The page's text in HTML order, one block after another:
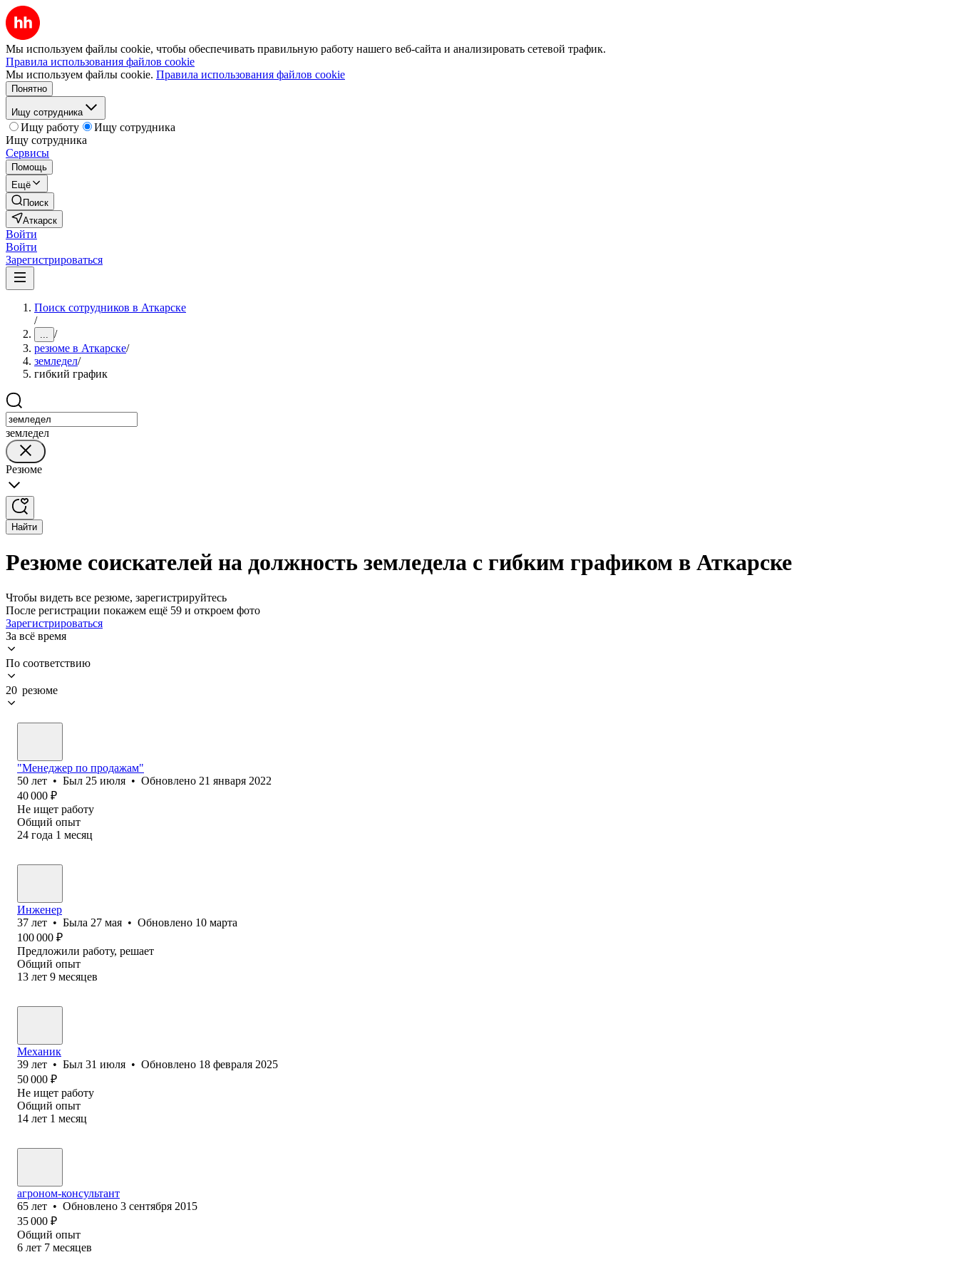
Мы используем файлы cookie, чтобы обеспечивать правильную работу нашего веб-сайта и анализировать сетевой трафик.
Правила использования файлов cookie
Мы используем файлы cookie. Правила использования файлов cookie
Понятно
Ищу сотрудника
Ищу работу
Ищу сотрудника
Ищу сотрудника
Сервисы
Помощь
Ещё
Поиск
Аткарск
Войти
Войти
Зарегистрироваться
Поиск сотрудников в Аткарске
/
... /
резюме в Аткарске/
земледел/
гибкий график
земледел
Резюме
Найти
Резюме соискателей на должность земледела с гибким графиком в Аткарске
Чтобы видеть все резюме, зарегистрируйтесь
После регистрации покажем ещё 59 и откроем фото
Зарегистрироваться
За всё время
По соответствию
20 резюме
"Менеджер по продажам"
50 лет • Был 25 июля • Обновлено 21 января 2022
40 000 ₽
Не ищет работу
Общий опыт
24 года 1 месяц
Инженер
37 лет • Была 27 мая • Обновлено 10 марта
100 000 ₽
Предложили работу, решает
Общий опыт
13 лет 9 месяцев
Механик
39 лет • Был 31 июля • Обновлено 18 февраля 2025
50 000 ₽
Не ищет работу
Общий опыт
14 лет 1 месяц
агроном-консультант
65 лет • Обновлено 3 сентября 2015
35 000 ₽
Общий опыт
6 лет 7 месяцев